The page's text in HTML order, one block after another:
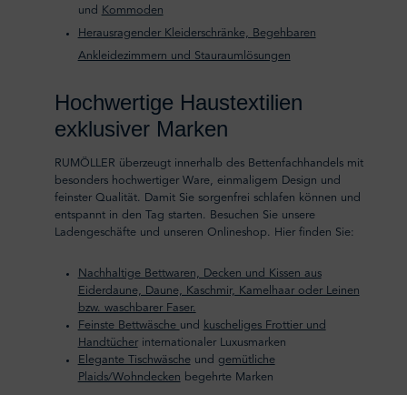
und
Kommoden
Herausragender Kleiderschränke, Begehbaren
Ankleidezimmern und Stauraumlösungen
Hochwertige Haustextilien
exklusiver Marken
RUMÖLLER überzeugt innerhalb des Bettenfachhandels mit
besonders hochwertiger Ware, einmaligem Design und
feinster Qualität. Damit Sie sorgenfrei schlafen können und
entspannt in den Tag starten. Besuchen Sie unsere
Ladengeschäfte und unseren Onlineshop. Hier finden Sie:
Nachhaltige Bettwaren, Decken und Kissen aus
Eiderdaune, Daune, Kaschmir, Kamelhaar oder Leinen
bzw. waschbarer Faser.
Feinste Bettwäsche und
kuscheliges Frottier und
Handtücherinternationaler Luxusmarken
Elegante Tischwäscheund gemütliche
Plaids/Wohndecken begehrte Marken